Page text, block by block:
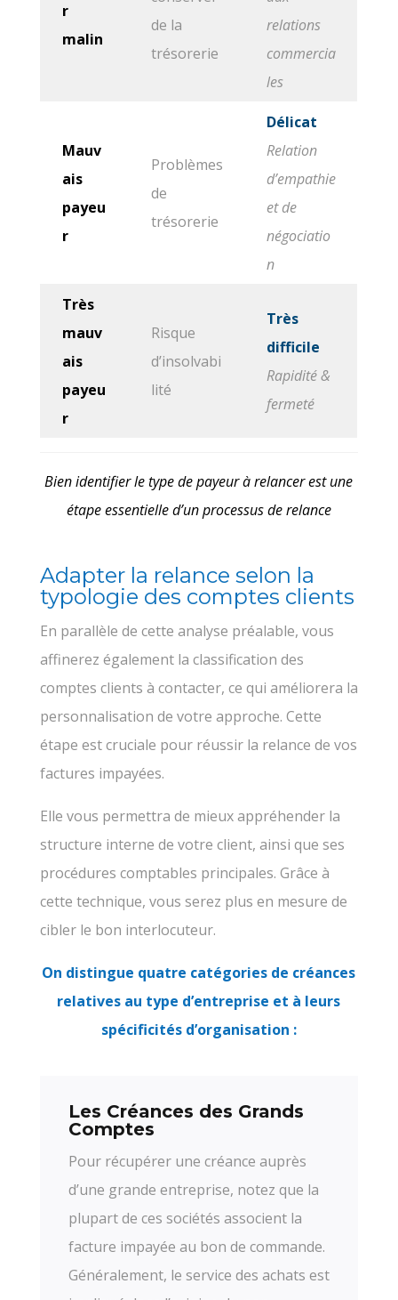
r
malin
de la
trésorerie
relations
commercia
les
Mauv
ais
payeu
r
Problèmes
de
trésorerie
Délicat
Relation
d’empathie
et de
négociatio
n
Très
mauv
ais
payeu
r
Risque
d’insolvabi
lité
Très
difficile
Rapidité &
fermeté
Bien identifier le type de payeur à relancer est une
étape essentielle d’un processus de relance
Adapter la relance selon la
typologie des comptes clients
En parallèle de cette analyse préalable, vous
affinerez également la classification des
comptes clients à contacter, ce qui améliorera la
personnalisation de votre approche. Cette
étape est cruciale pour réussir la relance de vos
factures impayées.
Elle vous permettra de mieux appréhender la
structure interne de votre client, ainsi que ses
procédures comptables principales. Grâce à
cette technique, vous serez plus en mesure de
cibler le bon interlocuteur.
On distingue quatre catégories de créances
relatives au type d’entreprise et à leurs
spécificités d’organisation :
Les Créances des Grands
Comptes
Pour récupérer une créance auprès
d’une grande entreprise, notez que la
plupart de ces sociétés associent la
facture impayée au bon de commande.
Généralement, le service des achats est